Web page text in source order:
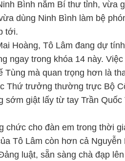
Bình nắm Bí thư tỉnh, vừa
dùng Ninh Bình làm bệ
tới.
Hoàng, Tô Lâm đang dự
ngay trong khóa 14 này.
Tùng mà quan trọng hơn là
Thứ trưởng thường trực Bộ
sớm giật lấy từ tay Trần
chức cho đàn em trong thời
Tô Lâm còn hơn cả
luật, sẵn sàng chà đạp